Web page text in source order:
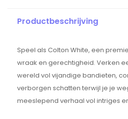
Productbeschrijving
Speel als Colton White, een
wraak en gerechtigheid. Verken
wereld vol vijandige bandieten,
verborgen schatten terwijl je je
meeslepend verhaal vol intriges